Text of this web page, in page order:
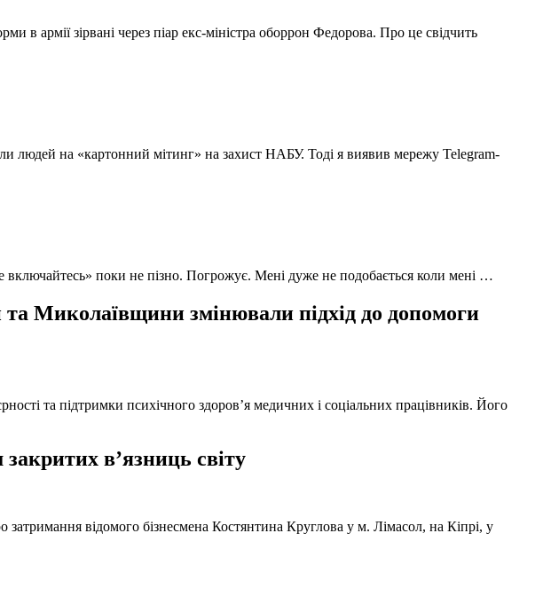
в армії зірвані через піар екс-міністра оборрон Федорова. Про це свідчить
людей на «картонний мітинг» на захист НАБУ. Тоді я виявив мережу Telegram-
поки не пізно. Погрожує. Мені дуже не подобається коли мені …
Миколаївщини змінювали підхід до допомоги
та підтримки психічного здоров’я медичних і соціальних працівників. Його
в’язниць світу
відомого бізнесмена Костянтина Круглова у м. Лімасол, на Кіпрі, у